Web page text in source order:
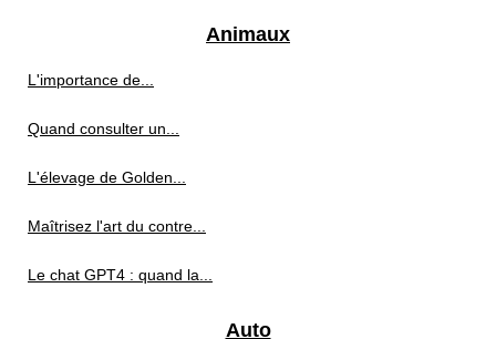
Animaux
L'importance de...
Quand consulter un...
L'élevage de Golden...
Maîtrisez l'art du contre...
Le chat GPT4 : quand la...
Auto